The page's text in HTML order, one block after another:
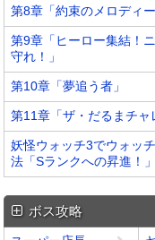
第8章「約束のメロディ
第9章「ヒーロー集結！
守れ！」
第10章「夢追う者」
第11章「ザ・だるまチャ
妖怪ウォッチ3でウォッ
法「Sランクへの昇進！」
ボス攻略